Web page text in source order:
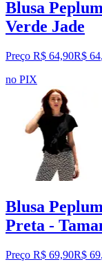
Blusa
Verde Jade
Preço R$ 64,90R$ 64,
no PIX
Blusa
Preta -
Preço R$ 69,90R$ 69,